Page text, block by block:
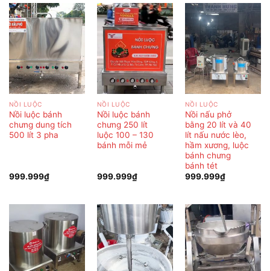
NỒI LUỘC
Nồi luộc bánh
chưng dung tích
500 lít 3 pha
999.999₫
NỒI LUỘC
Nồi luộc bánh
chưng 250 lít
luộc 100 – 130
bánh mỗi mẻ
999.999₫
NỒI LUỘC
Nồi nấu phở
bằng 20 lít và 40
lít nấu nước lèo,
hầm xương, luộc
bánh chưng
bánh tét
999.999₫